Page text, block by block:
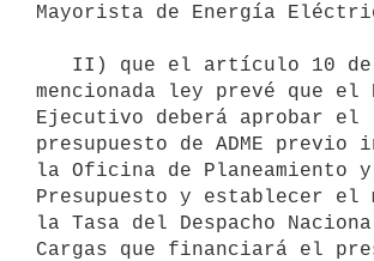
Mayorista de Energía
mencionada ley prevé que el
Ejecutivo deberá aprobar el
presupuesto de ADME previo
la Oficina de Planeamiento y
Presupuesto y establecer el
la Tasa del Despacho
Cargas que financiará el